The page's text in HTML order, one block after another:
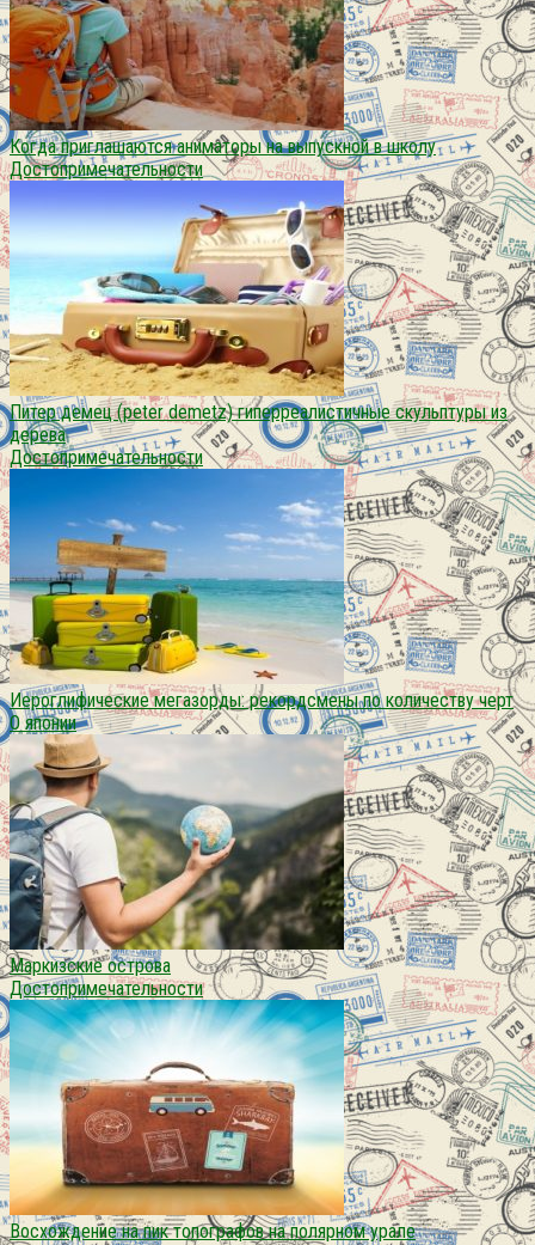
Когда приглашаются аниматоры на выпускной в школу
Достопримечательности
Питер демец (peter demetz) гиперреалистичные скульптуры из
дерева
Достопримечательности
Иероглифические мегазорды: рекордсмены по количеству черт
О японии
Маркизские острова
Достопримечательности
Восхождение на пик топографов на полярном урале